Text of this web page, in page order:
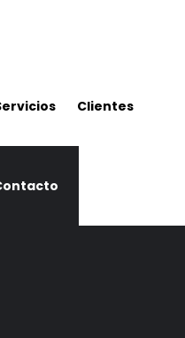
Clientes
de